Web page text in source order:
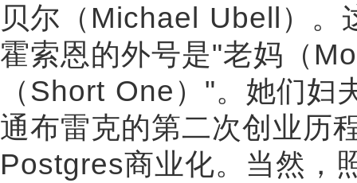
贝尔（Michael Ubell）。
霍索恩的外号是"老妈（
（Short One）"。她们
通布雷克的第二次创业历
Postgres商业化。当然，